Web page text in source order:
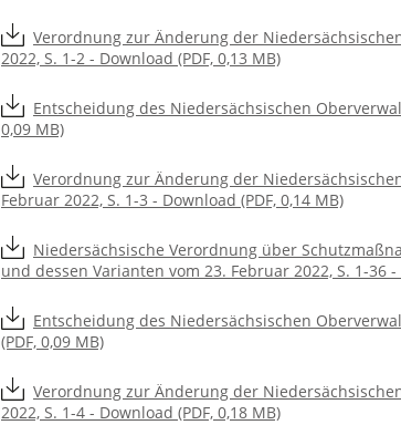
Verordnung zur Änderung der
2022, S. 1-2 - Download (PDF, 0,13 MB)
Entscheidung des Niedersächsischen
0,09 MB)
Verordnung zur Änderung der
Februar 2022, S. 1-3 - Download (PDF, 0,14 MB)
Niedersächsische Verordnung über
und dessen Varianten vom 23. Februar 2022, S. 1-36 -
Entscheidung des Niedersächsischen
(PDF, 0,09 MB)
Verordnung zur Änderung der
2022, S. 1-4 - Download (PDF, 0,18 MB)